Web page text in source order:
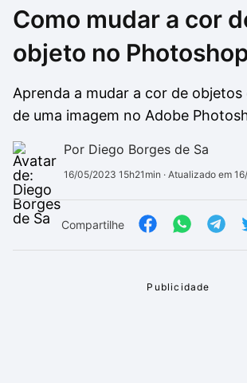
Como mudar a cor
objeto no
Aprenda a mudar a cor de objetos
de uma imagem no Adobe
Por Diego Borges de Sa
16/05/2023 15h21min · Atualizado em
Compartilhe